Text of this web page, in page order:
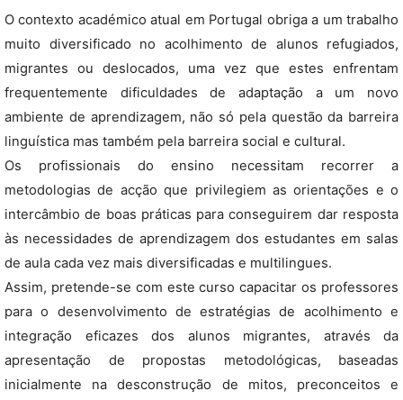
O contexto académico atual em Portugal obriga a um trabalho
muito diversificado no acolhimento de alunos refugiados,
migrantes ou deslocados, uma vez que estes enfrentam
frequentemente dificuldades de adaptação a um novo
ambiente de aprendizagem, não só pela questão da barreira
linguística mas também pela barreira social e cultural.
Os profissionais do ensino necessitam recorrer a
metodologias de acção que privilegiem as orientações e o
intercâmbio de boas práticas para conseguirem dar resposta
às necessidades de aprendizagem dos estudantes em salas
de aula cada vez mais diversificadas e multilingues.
Assim, pretende-se com este curso capacitar os professores
para o desenvolvimento de estratégias de acolhimento e
integração eficazes dos alunos migrantes, através da
apresentação de propostas metodológicas, baseadas
inicialmente na desconstrução de mitos, preconceitos e